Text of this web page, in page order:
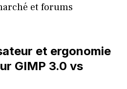
et forums
et ergonomie
GIMP 3.0 vs